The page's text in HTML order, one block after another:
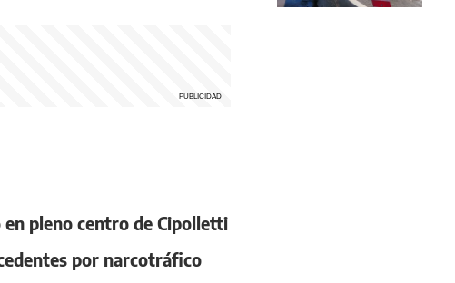
en pleno centro de Cipolletti
por narcotráfico